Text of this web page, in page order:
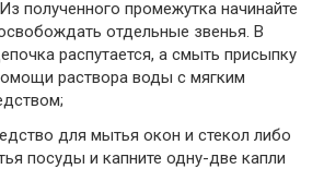
полученного промежутка начинайте
отдельные звенья. В
распутается, а смыть присыпку
раствора воды с мягким
для мытья окон и стекол либо
посуды и капните одну-две капли